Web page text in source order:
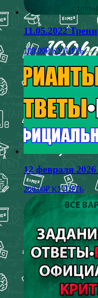
11.05.2022
100.00₽ КУПИТЬ
12 февраля
200.00₽ КУПИТЬ